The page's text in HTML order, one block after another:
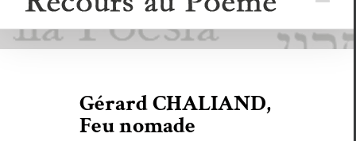
Gérard CHALIAND,
Feu nomade